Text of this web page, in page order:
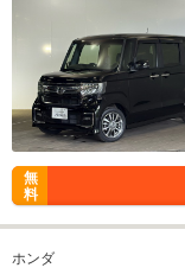
無
料
ホンダ